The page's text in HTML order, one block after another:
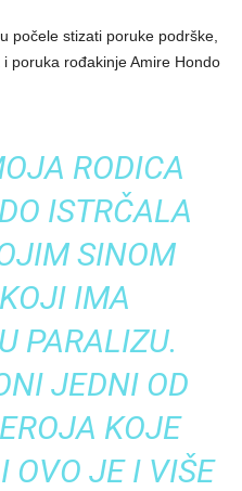
počele stizati poruke podrške,
poruka rođakinje Amire Hondo
RODICA
ISTRČALA
SINOM
IMA
PARALIZU.
JEDNI OD
KOJE
OVO JE I VIŠE